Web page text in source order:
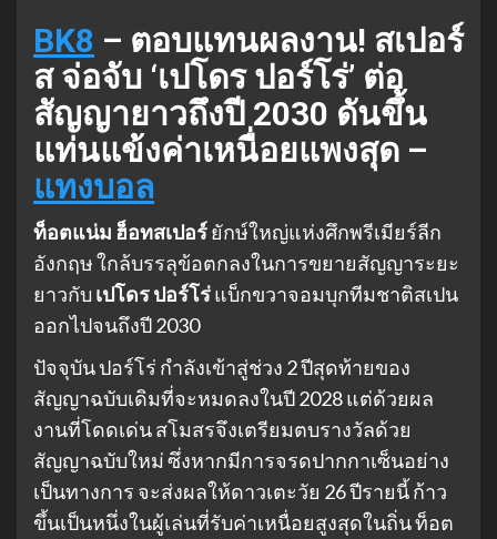
BK8 – ตอบแทนผลงาน! สเปอร์
ส จ่อจับ ‘เปโดร ปอร์โร่’ ต่อ
สัญญายาวถึงปี 2030 ดันขึ้น
แท่นแข้งค่าเหนื่อยแพงสุด –
แทงบอล
ท็อตแน่ม ฮ็อทสเปอร์ยักษ์ใหญ่แห่งศึกพรีเมียร์ลีก
อังกฤษ ใกล้บรรลุข้อตกลงในการขยายสัญญาระยะ
ยาวกับเปโดร ปอร์โร่แบ็กขวาจอมบุกทีมชาติสเปน
ออกไปจนถึงปี 2030
ปัจจุบัน ปอร์โร่ กำลังเข้าสู่ช่วง 2 ปีสุดท้ายของ
สัญญาฉบับเดิมที่จะหมดลงในปี 2028 แต่ด้วยผล
งานที่โดดเด่น สโมสรจึงเตรียมตบรางวัลด้วย
สัญญาฉบับใหม่ ซึ่งหากมีการจรดปากกาเซ็นอย่าง
เป็นทางการ จะส่งผลให้ดาวเตะวัย 26 ปีรายนี้ ก้าว
ขึ้นเป็นหนึ่งในผู้เล่นที่รับค่าเหนื่อยสูงสุดในถิ่น ท็อต